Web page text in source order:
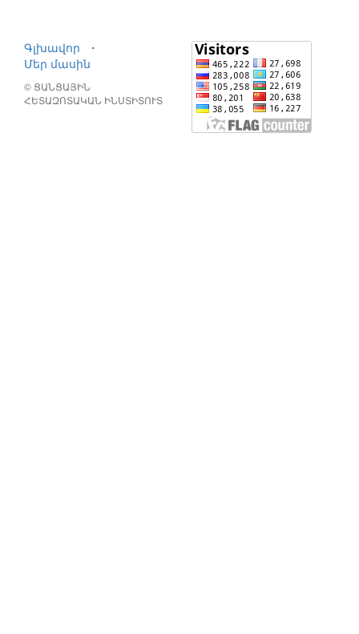
Գլխավոր
⋅
Մեր մասին
© ՑԱՆՑԱՅԻՆ
ՀԵՏԱԶՈՏԱԿԱՆ ԻՆՍՏԻՏՈՒՏ